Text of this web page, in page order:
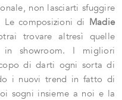
non lasciarti sfuggire
composizioni di Madie
trovare altresì quelle
showroom. I migliori
di darti ogni sorta di
i nuovi trend in fatto di
sogni insieme a noi e la